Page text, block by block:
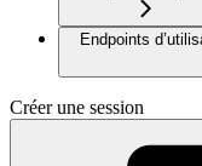
Endpoints
Créer une session